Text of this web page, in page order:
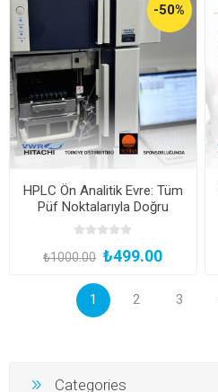
-50%
HPLC Ön Analitik Evre: Tüm
Püf Noktalarıyla Doğru
Standart ve Numune
Hazırlığı
₺1000.00 ₺499.00
1 2 3
Categories